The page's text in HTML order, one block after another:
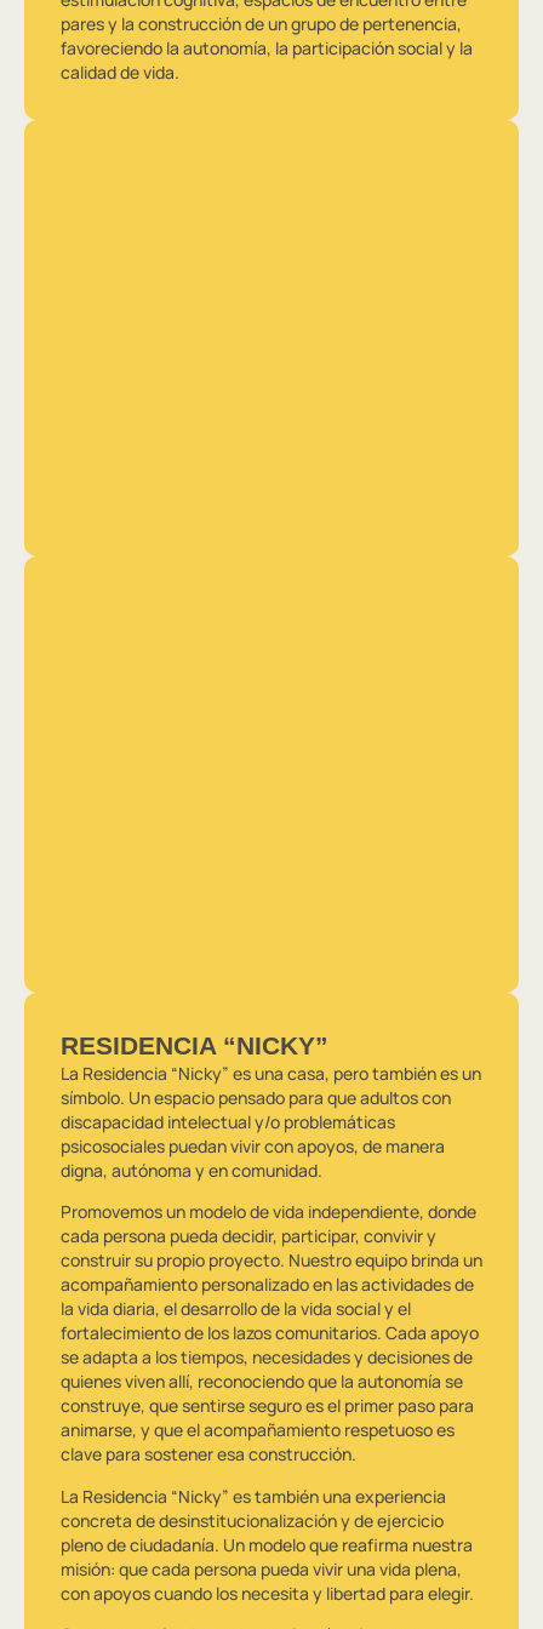
pares y la construcción de un grupo de pertenencia,
favoreciendo la autonomía, la participación social y la
calidad de vida.
RESIDENCIA “NICKY”
La Residencia “Nicky” es una casa, pero también es un
símbolo. Un espacio pensado para que adultos con
discapacidad intelectual y/o problemáticas
psicosociales puedan vivir con apoyos, de manera
digna, autónoma y en comunidad.
Promovemos un modelo de vida independiente, donde
cada persona pueda decidir, participar, convivir y
construir su propio proyecto. Nuestro equipo brinda un
acompañamiento personalizado en las actividades de
la vida diaria, el desarrollo de la vida social y el
fortalecimiento de los lazos comunitarios. Cada apoyo
se adapta a los tiempos, necesidades y decisiones de
quienes viven allí, reconociendo que la autonomía se
construye, que sentirse seguro es el primer paso para
animarse, y que el acompañamiento respetuoso es
clave para sostener esa construcción.
La Residencia “Nicky” es también una experiencia
concreta de desinstitucionalización y de ejercicio
pleno de ciudadanía. Un modelo que reafirma nuestra
misión: que cada persona pueda vivir una vida plena,
con apoyos cuando los necesita y libertad para elegir.